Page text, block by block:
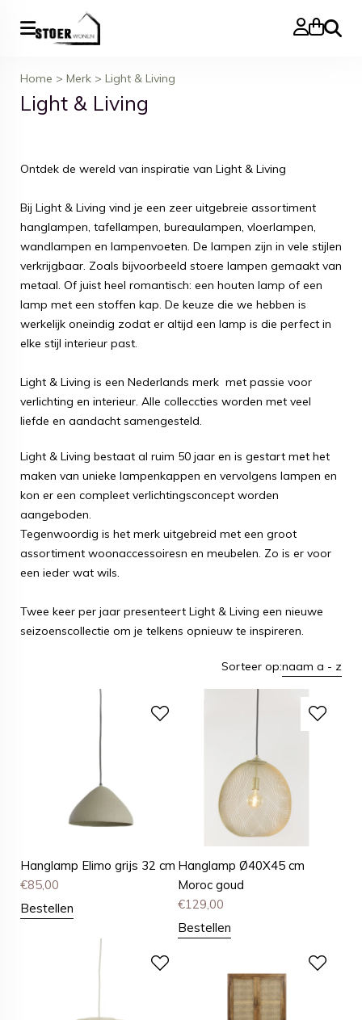
Zoeken
Home > Merk > Light & Living
Light & Living
Ontdek de wereld van inspiratie van Light & Living
Bij Light & Living vind je een zeer uitgebreie assortiment
hanglampen, tafellampen, bureaulampen, vloerlampen,
wandlampen en lampenvoeten. De lampen zijn in vele stijlen
verkrijgbaar. Zoals bijvoorbeeld stoere lampen gemaakt van
metaal. Of juist heel romantisch: een houten lamp of een
lamp met een stoffen kap. De keuze die we hebben is
werkelijk oneindig zodat er altijd een lamp is die perfect in
elke stijl interieur past.
Light & Living is een Nederlands merk met passie voor
verlichting en interieur. Alle colleccties worden met veel
liefde en aandacht samengesteld.
Light & Living bestaat al ruim 50 jaar en is gestart met het
maken van unieke lampenkappen en vervolgens lampen en
kon er een compleet verlichtingsconcept worden
aangeboden.
Tegenwoordig is het merk uitgebreid met een groot
assortiment woonaccessoiresn en meubelen. Zo is er voor
een ieder wat wils.
Twee keer per jaar presenteert Light & Living een nieuwe
seizoenscollectie om je telkens opnieuw te inspireren.
Sorteer op:naam a - z
Hanglamp Elimo grijs 32 cm
€85,00
Bestellen
Hanglamp Ø40X45 cm
Moroc goud
€129,00
Bestellen